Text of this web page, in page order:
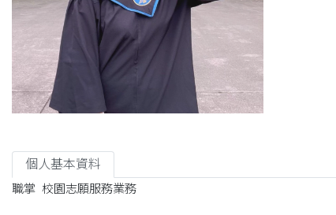
個人基本資料
職掌 校園志願服務業務